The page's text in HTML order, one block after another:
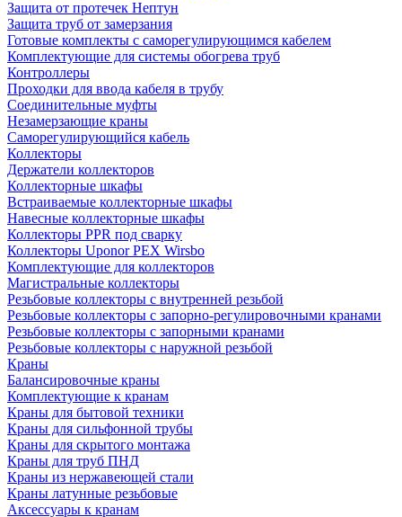
Защита от протечек Нептун
Защита труб от замерзания
Готовые комплекты с саморегулирующимся кабелем
Комплектующие для системы обогрева труб
Контроллеры
Проходки для ввода кабеля в трубу
Соединительные муфты
Незамерзающие краны
Саморегулирующийся кабель
Коллекторы
Держатели коллекторов
Коллекторные шкафы
Встраиваемые коллекторные шкафы
Навесные коллекторные шкафы
Коллекторы PPR под сварку
Коллекторы Uponor PEX Wirsbo
Комплектующие для коллекторов
Магистральные коллекторы
Резьбовые коллекторы с внутренней резьбой
Резьбовые коллекторы с запорно-регулировочными кранами
Резьбовые коллекторы с запорными кранами
Резьбовые коллекторы с наружной резьбой
Краны
Балансировочные краны
Комплектующие к кранам
Краны для бытовой техники
Краны для сильфонной трубы
Краны для скрытого монтажа
Краны для труб ПНД
Краны из нержавеющей стали
Краны латунные резьбовые
Аксессуары к кранам